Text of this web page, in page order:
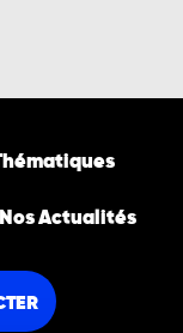
Nos Actualités